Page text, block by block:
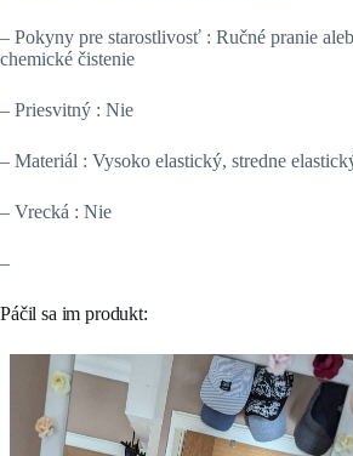
– Pokyny pre starostlivosť : Ručné pranie
chemické čistenie
– Priesvitný : Nie
– Materiál : Vysoko elastický, stredne
– Vrecká : Nie
–
Páčil sa im produkt: